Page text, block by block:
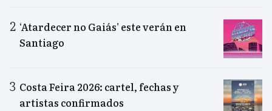
‘Atardecer no Gaiás’ este verán en
Santiago
Costa Feira 2026: cartel, fechas y
artistas confirmados